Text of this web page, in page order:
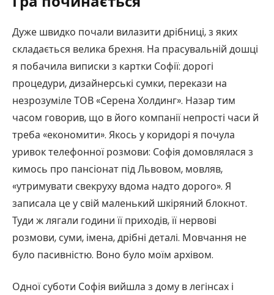
Дуже швидко почали вилазити дрібниці, з яких
складається велика брехня. На прасувальній дошці
я побачила виписки з картки Софії: дорогі
процедури, дизайнерські сумки, перекази на
незрозуміле ТОВ «Серена Холдинг». Назар тим
часом говорив, що в його компанії непрості часи й
треба «економити». Якось у коридорі я почула
уривок телефонної розмови: Софія домовлялася з
кимось про пансіонат під Львовом, мовляв,
«утримувати свекруху вдома надто дорого». Я
записала це у свій маленький шкіряний блокнот.
Туди ж лягали години її приходів, її нервові
розмови, суми, імена, дрібні деталі. Мовчання не
було пасивністю. Воно було моїм архівом.
Одної суботи Софія вийшла з дому в легінсах і